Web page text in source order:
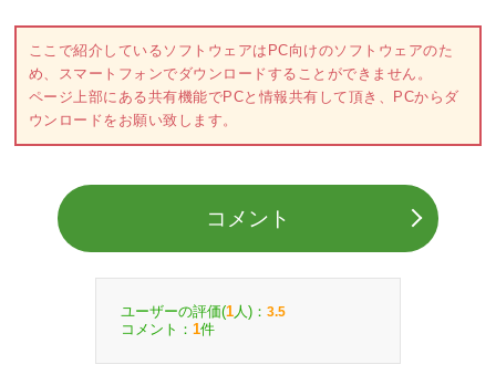
ここで紹介しているソフトウェアはPC向けのソフトウェアのた
め、スマートフォンでダウンロードすることができません。
ページ上部にある共有機能でPCと情報共有して頂き、PCからダ
ウンロードをお願い致します。
コメント
ユーザーの評価(1 人)： 3.5
コメント： 1件